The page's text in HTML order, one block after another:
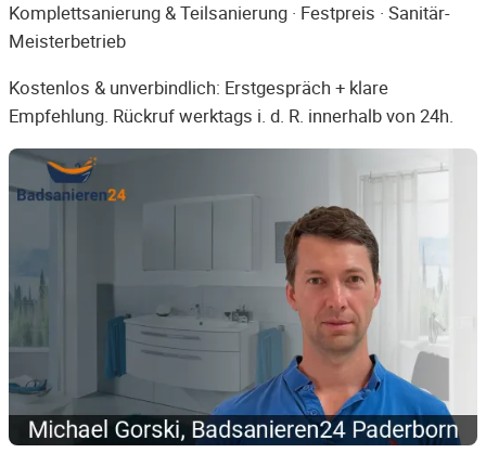
Komplettsanierung & Teilsanierung · Festpreis · Sanitär-
Meisterbetrieb
Kostenlos & unverbindlich: Erstgespräch + klare
Empfehlung. Rückruf werktags i. d. R. innerhalb von 24h.